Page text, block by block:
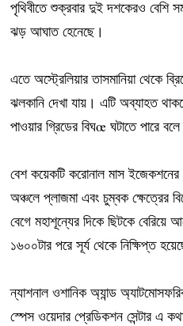
পৃথিবীতে শুক্রবার দুই দশকেরও বেশি
ঝড় আঘাত হেনেছে।
এতে অস্ট্রেলিয়ার তাসমানিয়া থেকে
ঝলকানি দেখা যায়। এটি অব্যাহত
পাওয়ার গ্রিডের বিঘœ ঘটাতে পারে
বেশ কয়েকটি করোনাল মাস ইজেকশনের
অঞ্চলে প্লাজমা এবং চুম্বক ক্ষেত্রের
বেগে মহাশূন্যের দিকে ছিটকে বেরিয়ে
১৬০০টার পরে সূর্য থেকে নিক্ষিপ্ত
ন্যাশনাল ওশানিক অ্যান্ড
স্পেস ওয়েদার প্রেডিকশন সেন্টার এ